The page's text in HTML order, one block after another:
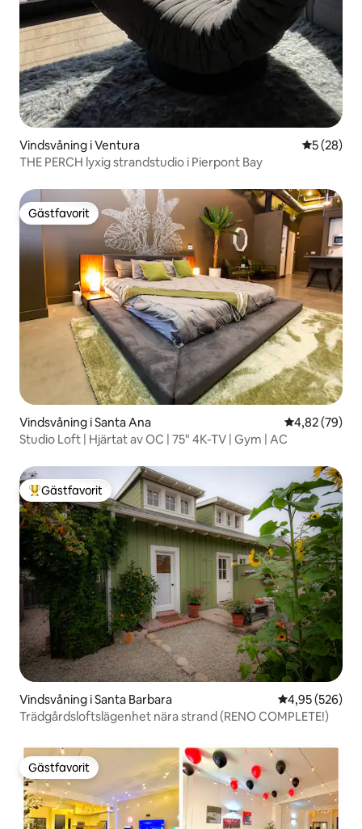
Vindsvåning i Ventura 5 av 5 i
5 (28)
THE PERCH lyxig strandstudio i Pierpont Bay
Gästfavorit
Gästfavorit
Vindsvåning i Santa Ana 4,82 av 5 i
4,82 (79)
Studio Loft | Hjärtat av OC | 75" 4K-TV | Gym | AC
Populär gästfavorit
Gästfavorit
Vindsvåning i Santa Barbara 4,95 av 5 i
4,95 (526)
Trädgårdsloftslägenhet nära strand (RENO COMPLETE!)
Gästfavorit
Gästfavorit